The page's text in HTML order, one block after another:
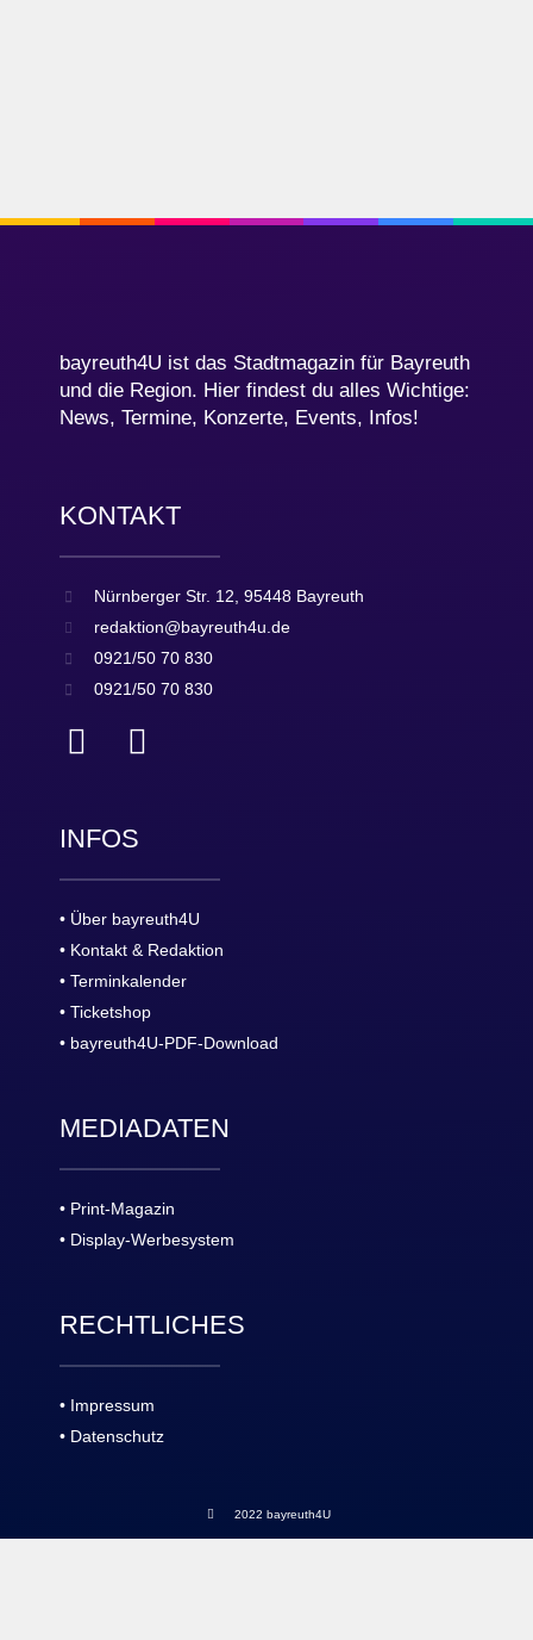
bayreuth4U ist das Stadtmagazin für Bayreuth
und die Region. Hier findest du alles Wichtige:
News, Termine, Konzerte, Events, Infos!
KONTAKT
Nürnberger Str. 12, 95448 Bayreuth
redaktion@bayreuth4u.de
0921/50 70 830
0921/50 70 830
INFOS
• Über bayreuth4U
• Kontakt & Redaktion
• Terminkalender
• Ticketshop
• bayreuth4U-PDF-Download
MEDIADATEN
• Print-Magazin
• Display-Werbesystem
RECHTLICHES
• Impressum
• Datenschutz
2022 bayreuth4U